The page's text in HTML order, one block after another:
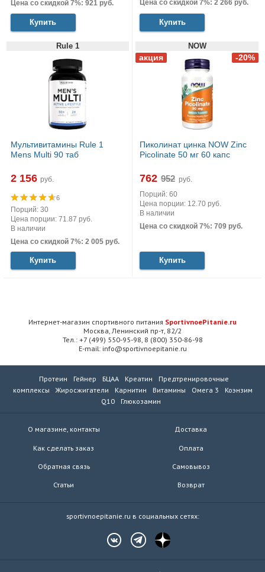
Цена со скидкой 7%: 921 руб.
Купить
Цена со скидкой 7%: 2 266 руб.
Купить
Rule 1
Мультивитамины Rule 1
Mens Multi 90 таб
2 156 руб.
6
Порций: 30
Цена порции: 71.87 руб.
В наличии
Цена со скидкой 7%: 2 005 руб.
Купить
NOW
Пиколинат цинка NOW Zinc
Picolinate 50 мг 60 капс
762
руб.
Порций: 60
Цена порции: 12.70 руб.
В наличии
Цена со скидкой 7%: 709 руб.
Купить
Интернет-магазин спортивного питания SportivnoePitanie.ru
Москва, Ленинский пр-т, 82/2
Тел.: +7 (499) 550-95-98, 8 (800) 350-86-98
E-mail: info@sportivnoepitanie.ru
Протеин Гейнер БЦАА Креатин
Предтренировочные
комплексы
Жиросжигатели Карнитин Витамины Омега 3
Коэнзим
Q10
Глюкозамин
О магазине, контакты
Как сделать заказ
Обратная связь
Статьи
Доставка
Оплата
Самовывоз
Возврат
sportivnoepitanie.ru в социальных сетях: